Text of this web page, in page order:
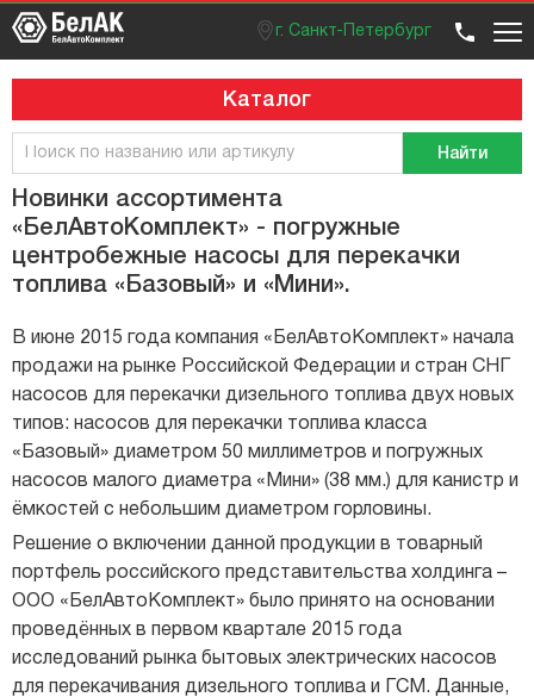
г. Санкт-Петербург
Розничный отдел
Вход / регистрация
Каталог
Найти
Новинки ассортимента
«БелАвтоКомплект» - погружные
центробежные насосы для перекачки
топлива «Базовый» и «Мини».
В июне 2015 года компания «БелАвтоКомплект» начала
продажи на рынке Российской Федерации и стран СНГ
насосов для перекачки дизельного топлива двух новых
типов: насосов для перекачки топлива класса
«Базовый» диаметром 50 миллиметров и погружных
насосов малого диаметра «Мини» (38 мм.) для канистр и
ёмкостей с небольшим диаметром горловины.
Решение о включении данной продукции в товарный
портфель российского представительства холдинга –
ООО «БелАвтоКомплект» было принято на основании
проведённых в первом квартале 2015 года
исследований рынка бытовых электрических насосов
для перекачивания дизельного топлива и ГСМ. Данные,